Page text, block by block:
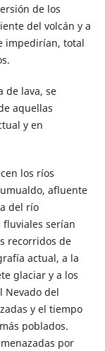
de los
del volcán y a
impedirían, total
de lava, se
aquellas
y en
los ríos
afluente
del río
fluviales serían
recorridos de
actual, a la
glaciar y a los
Nevado del
y el tiempo
poblados.
por